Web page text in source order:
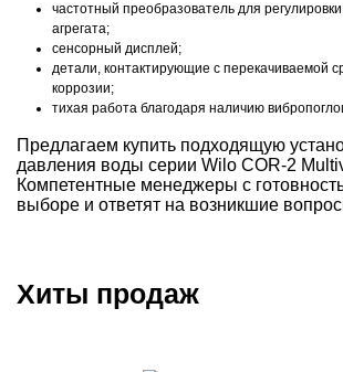
частотный преобразователь для регулировки
агрегата;
сенсорный дисплей;
детали, контактирующие с перекачиваемой
коррозии;
тихая работа благодаря наличию
Предлагаем купить подходящую
давления воды серии Wilo COR-2
Компетентные менеджеры с
выборе и ответят на возникшие
Хиты продаж
Подробнее
Подробнее
Подробнее
Подробнее
Подробнее
Подробнее
Подробнее
Подробнее
Подробнее